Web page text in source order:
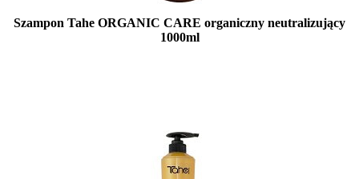
Szampon Tahe ORGANIC CARE organiczny neutralizujący
1000ml